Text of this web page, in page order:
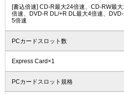
[書込倍速] CD-R最大24倍速、CD-RW最
倍速、DVD-R DL/+R DL最大4倍速、
5倍速
PCカードスロット数
Express Card×1
PCカードスロット規格